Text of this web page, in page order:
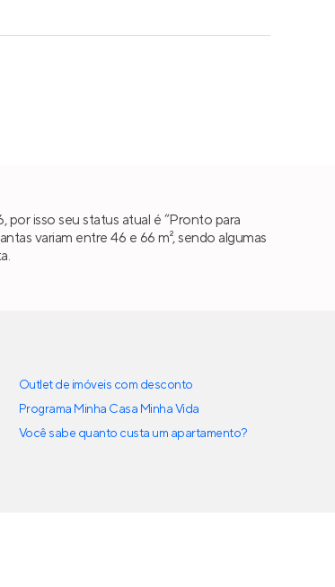
isso seu status atual é “Pronto para
variam entre 46 e 66 m², sendo algumas
Outlet de imóveis com desconto
Programa Minha Casa Minha Vida
Você sabe quanto custa um apartamento?